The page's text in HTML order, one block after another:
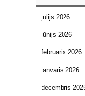
jūlijs 2026
jūnijs 2026
februāris 2026
janvāris 2026
decembris